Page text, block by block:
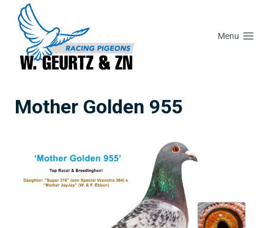
Menu
Mother Golden 955